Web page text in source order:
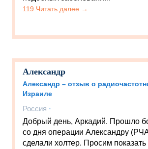
119 Читать далее →
Александр
Александр – отзыв о
Израиле
Россия ·
Добрый день, Аркадий. Прошло
со дня операции Александру
сделали холтер. Просим показать